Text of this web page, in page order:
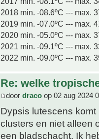
2018 min. -08.6ºC --- max.
2019 min. -07.0ºC --- max.
2020 min. -05.0ºC --- max.
2021 min. -09.1ºC --- max.
2022 min. -09.0ºC --- max.
Re: welke
door draco op 02 aug 2024
Dypsis lutescens
clusters en niet alleen
een bladschacht. Ik